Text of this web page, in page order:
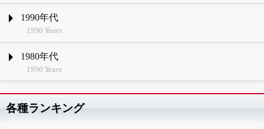
1990年代
1990 Years
1980年代
1990 Years
各種ランキング